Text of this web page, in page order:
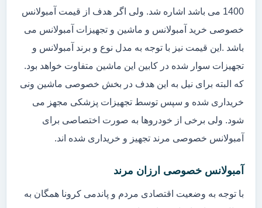
1400 می باشد اشاره شد. ولی اگر هدف از قیمت آمبولانس
خصوصی خرید آمبولانس و ماشین و تجهیزات آمبولانس می
باشد .این قیمت نیز با توجه به مدل نوع و برند آمبولانس و
تجهیزات سوار شده در کابین این ماشین متفاوت خواهد بود.
که البته برای نیل به این هدف در بخش خصوصی ماشین ونی
خریداری شده و سپس توسط تجهیزات پزشکی مجهز می
شود. ولی برخی از خودروها به صورت اختصاصی برای
آمبولانس خصوصی مرند تجهیز و خریداری شده اند.
آمبولانس خصوصی ارزان مرند
با توجه به وضعیت اقتصادی مردم و پاندمی کرونا همگان به